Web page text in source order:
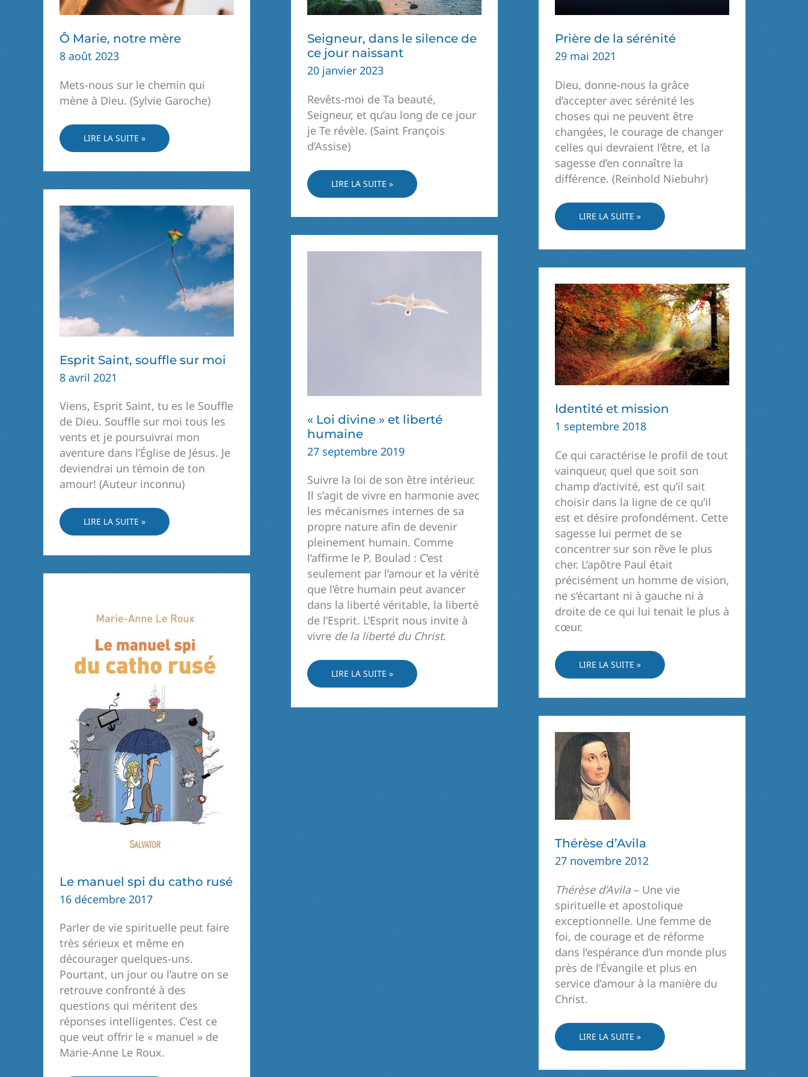
Ô Marie, notre mère
8 août 2023
Mets-nous sur le chemin qui
mène à Dieu. (Sylvie Garoche)
Ô
MARIE,
LIRE LA SUITE »
Seigneur, dans le silence de
ce jour naissant
20 janvier 2023
Revêts-moi de Ta beauté,
Seigneur, et qu’au long de ce jour
je Te révèle. (Saint François
d’Assise)
SEIGNEUR,
DANS
LIRE LA SUITE »
Prière de la sérénité
29 mai 2021
Dieu, donne-nous la grâce
d’accepter avec sérénité les
choses qui ne peuvent être
changées, le courage de changer
celles qui devraient l’être, et la
sagesse d’en connaître la
différence. (Reinhold Niebuhr)
PRIÈRE
DE
LIRE LA SUITE »
Esprit Saint, souffle sur moi
8 avril 2021
Viens, Esprit Saint, tu es le Souffle
de Dieu. Souffle sur moi tous les
vents et je poursuivrai mon
aventure dans l’Église de Jésus. Je
deviendrai un témoin de ton
amour! (Auteur inconnu)
ESPRIT
SAINT,
LIRE LA SUITE »
« Loi divine » et liberté
humaine
27 septembre 2019
Suivre la loi de son être intérieur.
Il s’agit de vivre en harmonie avec
les mécanismes internes de sa
propre nature afin de devenir
pleinement humain. Comme
l’affirme le P. Boulad : C’est
seulement par l’amour et la vérité
que l’être humain peut avancer
dans la liberté véritable, la liberté
de l’Esprit. L’Esprit nous invite à
vivre de la liberté du Christ.
« LOI
DIVINE »
LIRE LA SUITE »
Identité et mission
1 septembre 2018
Ce qui caractérise le profil de tout
vainqueur, quel que soit son
champ d’activité, est qu’il sait
choisir dans la ligne de ce qu’il
est et désire profondément. Cette
sagesse lui permet de se
concentrer sur son rêve le plus
cher. L’apôtre Paul était
précisément un homme de vision,
ne s’écartant ni à gauche ni à
droite de ce qui lui tenait le plus à
cœur.
IDENTITÉ
ET
LIRE LA SUITE »
Le manuel spi du catho rusé
16 décembre 2017
Parler de vie spirituelle peut faire
très sérieux et même en
décourager quelques-uns.
Pourtant, un jour ou l’autre on se
retrouve confronté à des
questions qui méritent des
réponses intelligentes. C’est ce
que veut offrir le « manuel » de
Marie-Anne Le Roux.
Thérèse d’Avila
27 novembre 2012
Thérèse d’Avila– Une vie
spirituelle et apostolique
exceptionnelle. Une femme de
foi, de courage et de réforme
dans l’espérance d’un monde plus
près de l’Évangile et plus en
service d’amour à la manière du
Christ.
THÉRÈSE
D’AVILA
LIRE LA SUITE »